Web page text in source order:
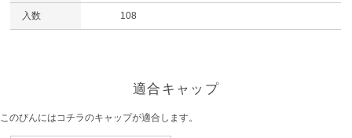
入数 108
適合キャップ
このびんにはコチラのキャップが適合します。